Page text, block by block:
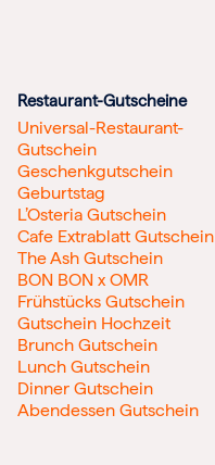
Restaurant-Gutscheine
Universal-Restaurant-
Gutschein
Geschenkgutschein
Geburtstag
L’Osteria Gutschein
Cafe Extrablatt Gutschein
The Ash Gutschein
BON BON x OMR
Frühstücks Gutschein
Gutschein Hochzeit
Brunch Gutschein
Lunch Gutschein
Dinner Gutschein
Abendessen Gutschein